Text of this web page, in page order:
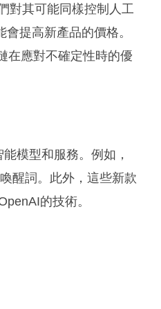
對其可能同樣控制人工
提高新產品的價格。
在應對不確定性時的優
模型和服務。例如，
醒詞。此外，這些新款
的技術。